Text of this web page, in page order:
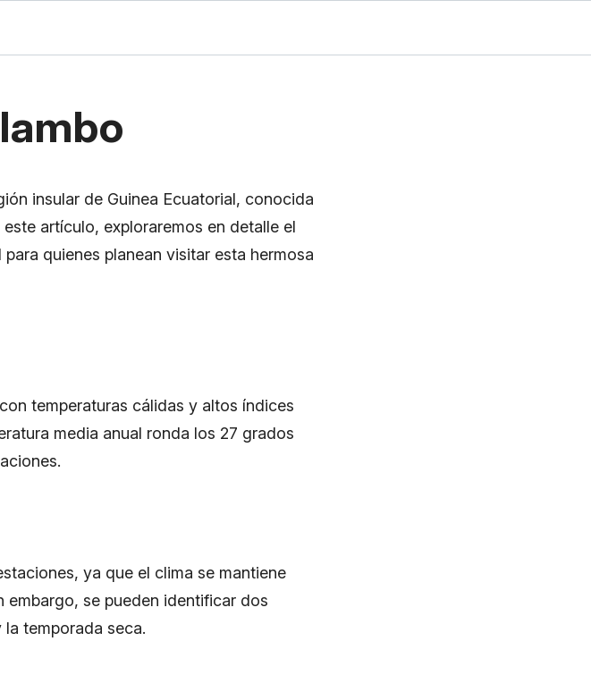
insular de Guinea Ecuatorial, conocida
artículo, exploraremos en detalle el
quienes planean visitar esta hermosa
temperaturas cálidas y altos índices
media anual ronda los 27 grados
ya que el clima se mantiene
se pueden identificar dos
temporada seca.